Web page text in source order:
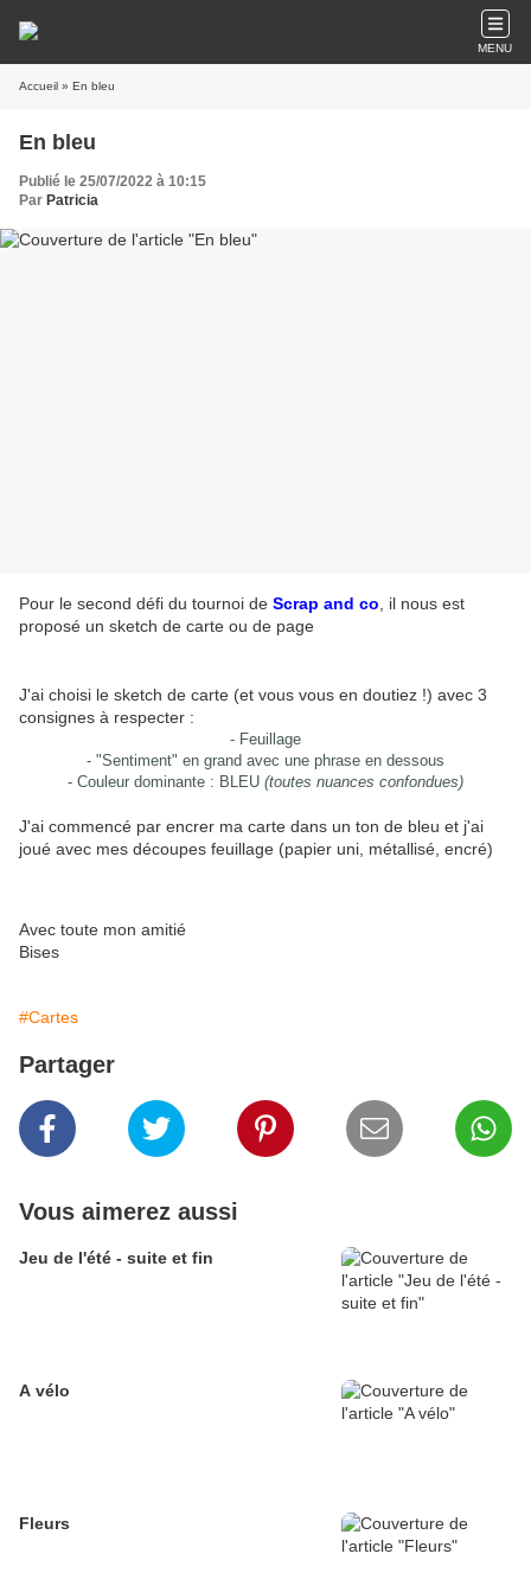
MENU
Accueil » En bleu
En bleu
Publié le 25/07/2022 à 10:15
Par Patricia
Pour le second défi du tournoi de Scrap and co , il nous est
proposé un sketch de carte ou de page
J'ai choisi le sketch de carte (et vous vous en doutiez !) avec 3
consignes à respecter :
- Feuillage
- "Sentiment" en grand avec une phrase en dessous
- Couleur dominante : BLEU (toutes nuances confondues)
J'ai commencé par encrer ma carte dans un ton de bleu et j'ai
joué avec mes découpes feuillage (papier uni, métallisé, encré)
Avec toute mon amitié
Bises
#Cartes
Partager
Vous aimerez aussi
Jeu de l'été - suite et fin
A vélo
Fleurs